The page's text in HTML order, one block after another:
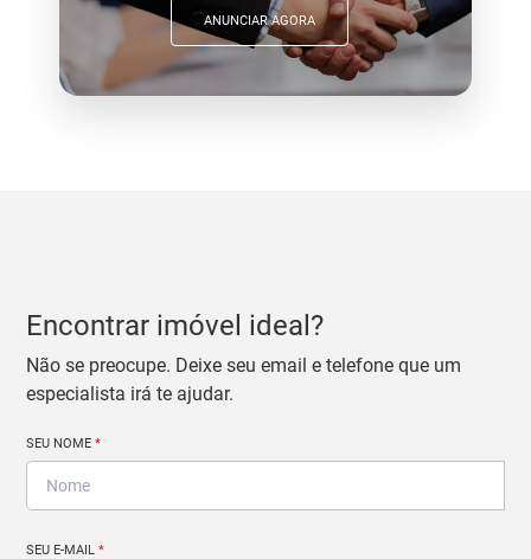
ANUNCIAR AGORA
Encontrar imóvel ideal?
Não se preocupe. Deixe seu email e telefone que um
especialista irá te ajudar.
SEU NOME*
SEU E-MAIL*